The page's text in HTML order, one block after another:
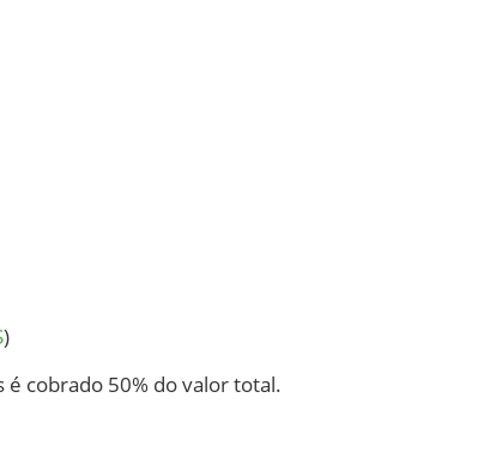
)
é cobrado 50% do valor total.